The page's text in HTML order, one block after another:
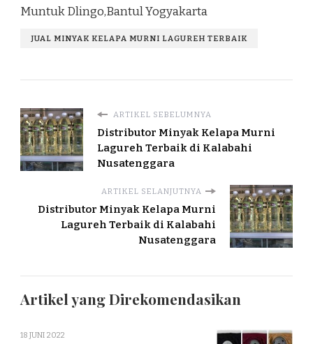
Muntuk Dlingo,Bantul Yogyakarta
JUAL MINYAK KELAPA MURNI LAGUREH TERBAIK
ARTIKEL SEBELUMNYA
Distributor Minyak Kelapa Murni
Lagureh Terbaik di Kalabahi
Nusatenggara
ARTIKEL SELANJUTNYA
Distributor Minyak Kelapa Murni
Lagureh Terbaik di Kalabahi
Nusatenggara
Artikel yang Direkomendasikan
18 JUNI 2022